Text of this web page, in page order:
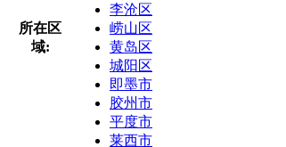
所在区
域:
李沧区
崂山区
黄岛区
城阳区
即墨市
胶州市
平度市
莱西市